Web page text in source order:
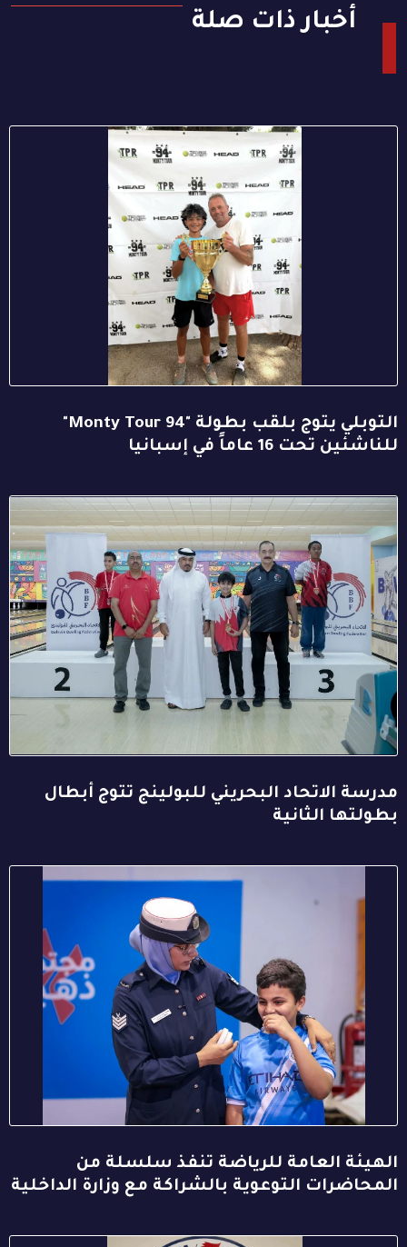
أخبار ذات صلة
التوبلي يتوج بلقب بطولة "94 Monty Tour"
للناشئين تحت 16 عاماً في إسبانيا
مدرسة الاتحاد البحريني للبولينج تتوج أبطال
بطولتها الثانية
الهيئة العامة للرياضة تنفذ سلسلة من
المحاضرات التوعوية بالشراكة مع وزارة الداخلية